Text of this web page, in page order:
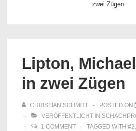
zwei Zügen
Lipton,
in zwei Zügen
CHRISTIAN SCHMITT POSTED ON
VERÖFFENTLICHT IN
1 COMMENT
TAGGED WITH #2,